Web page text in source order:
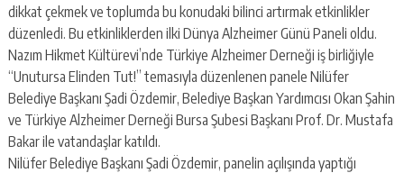
dikkat çekmek ve toplumda bu konudaki bilinci artırmak etkinlikler
düzenledi. Bu etkinliklerden ilki Dünya Alzheimer Günü Paneli oldu.
Nazım Hikmet Kültürevi’nde Türkiye Alzheimer Derneği iş birliğiyle
“Unutursa Elinden Tut!” temasıyla düzenlenen panele Nilüfer
Belediye Başkanı Şadi Özdemir, Belediye Başkan Yardımcısı Okan Şahin
ve Türkiye Alzheimer Derneği Bursa Şubesi Başkanı Prof. Dr. Mustafa
Bakar ile vatandaşlar katıldı.
Nilüfer Belediye Başkanı Şadi Özdemir, panelin açılışında yaptığı